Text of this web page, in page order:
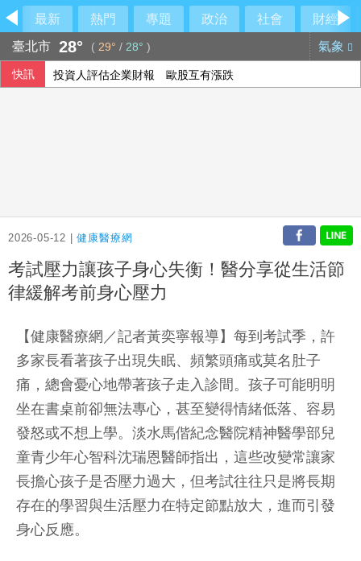
最新 熱門 專題 政治 社會
財經
臺北市 28° ( 29° / 28° ) 氣象
快訊 投資人評估企業財報 歐股互有漲跌
2026-05-12 |健康醫療網
考試壓力讓孩子身心失衡！醫分享從生活節
律緩解考前身心壓力
【健康醫療網／記者黃奕寧報導】每到考試季，許
多家長看著孩子出現失眠、頻繁頭痛或莫名肚子
痛，總會憂心地帶著孩子走入診間。孩子可能明明
坐在書桌前卻無法專心，甚至變得情緒低落、容易
發怒或不想上學。淡水馬偕紀念醫院精神醫學部兒
童青少年心智科沈瑞恩醫師指出，這些改變常讓家
長擔心孩子是否壓力過大，但考試往往只是將長期
存在的學習與生活壓力在特定節點放大，進而引發
身心反應。